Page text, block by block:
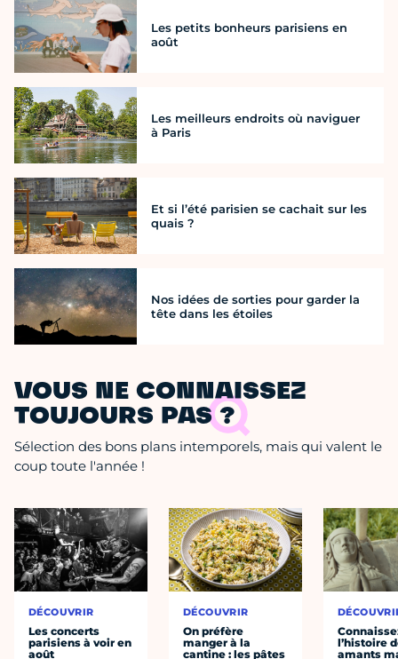
Les petits bonheurs parisiens en
août
Les meilleurs endroits où naviguer
à Paris
Et si l’été parisien se cachait sur les
quais ?
Nos idées de sorties pour garder la
tête dans les étoiles
VOUS NE CONNAISSEZ
TOUJOURS PAS ?
Sélection des bons plans intemporels, mais qui valent le
coup toute l'année !
DÉCOUVRIR
Les concerts
parisiens à voir en
août
DÉCOUVRIR
On préfère
manger à la
cantine : les pâtes
l’histoire
amants